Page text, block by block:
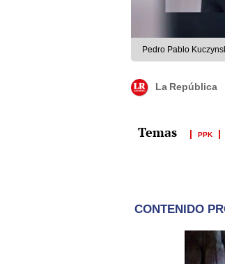
Pedro Pablo
La República
PPK